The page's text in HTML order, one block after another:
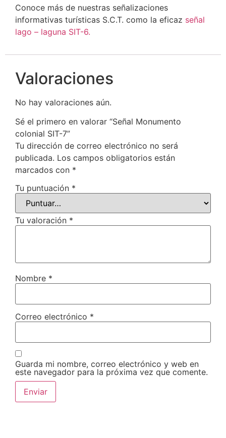
Conoce más de nuestras señalizaciones
informativas turísticas S.C.T. como la eficaz señal
lago – laguna SIT-6.
Valoraciones
No hay valoraciones aún.
Sé el primero en valorar “Señal Monumento
colonial SIT-7”
Tu dirección de correo electrónico no será
publicada. Los campos obligatorios están
marcados con *
Tu puntuación *
Tu valoración *
Nombre *
Correo electrónico *
Guarda mi nombre, correo electrónico y web en
este navegador para la próxima vez que comente.